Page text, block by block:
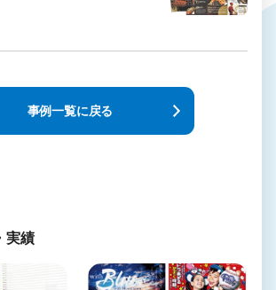
事例一覧に戻る
実績